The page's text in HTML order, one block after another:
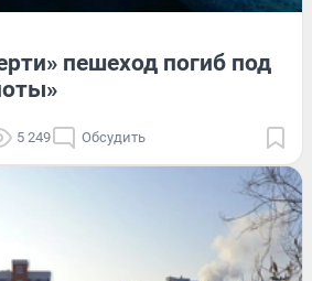
пешеход погиб под
5 249 Обсудить